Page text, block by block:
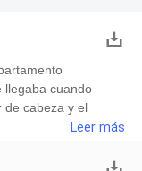
llegaba cuando
de cabeza y el
buena la
que no
Leer más